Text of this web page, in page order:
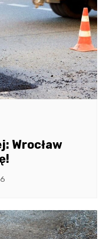
Wrocław